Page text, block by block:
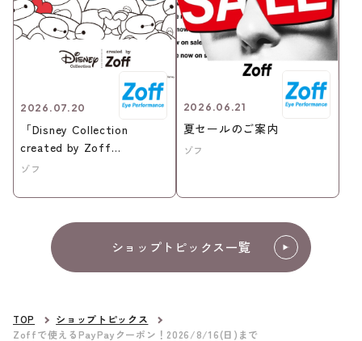
2026.07.20
「Disney Collection
created by Zoff
“BAYMAX”」新発売！！
ゾフ
2026.06.21
夏セールのご案内
ゾフ
ショップトピックス一覧
TOP
ショップトピックス
Zoffで使えるPayPayクーポン！2026/8/16(日)まで